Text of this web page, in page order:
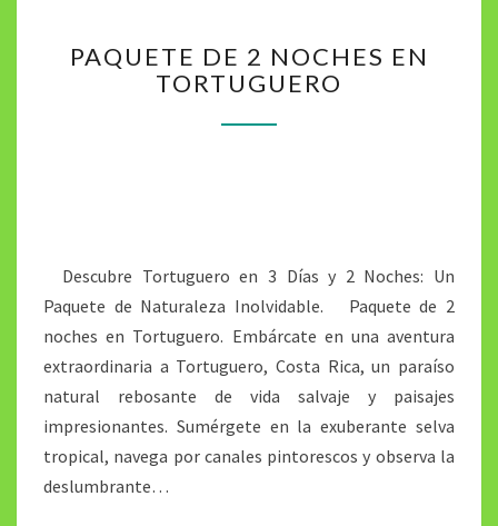
A
Q
E
N
O
C
E
S
E
N
PAQUETE DE 2 NOCHES EN
TORTUGUERO
Descubre Tortuguero en 3 Días y 2 Noches: Un
Paquete de Naturaleza Inolvidable. Paquete de 2
noches en Tortuguero. Embárcate en una aventura
extraordinaria a Tortuguero, Costa Rica, un paraíso
natural rebosante de vida salvaje y paisajes
impresionantes. Sumérgete en la exuberante selva
tropical, navega por canales pintorescos y observa la
deslumbrante…